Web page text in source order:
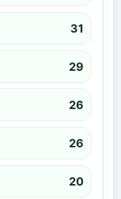
31
29
26
26
20